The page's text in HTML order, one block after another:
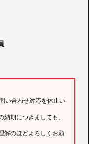
い合わせ対応を休止い
期につきましても、
解のほどよろしくお願